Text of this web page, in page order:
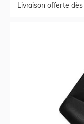
Livraison offerte dès